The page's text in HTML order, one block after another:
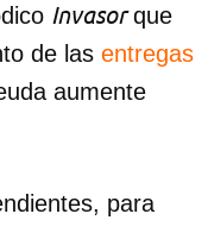
Invasorque
de las entregas
aumente
para